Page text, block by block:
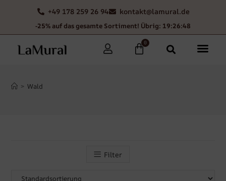
+49 178 259 26 94 kontakt@lamural.de
-25% auf das gesamte Sortiment! Übrig: 19:26:45
0
> Wald
Filter